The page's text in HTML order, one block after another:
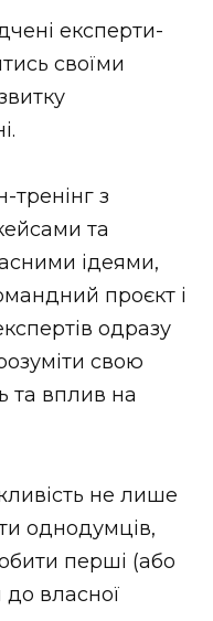
експерти-
своїми
з
та
ідеями,
проєкт і
одразу
свою
та вплив на
не лише
однодумців,
перші (або
до власної